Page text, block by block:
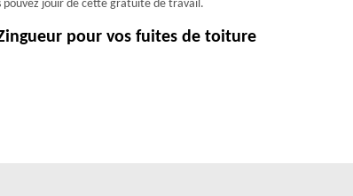
pouvez jouir de cette gratuité de travail.
pour vos fuites de toiture